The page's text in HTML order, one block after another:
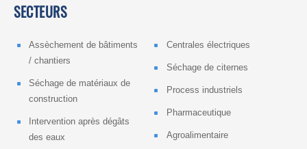
SECTEURS
Assèchement de bâtiments
/ chantiers
Séchage de matériaux de
construction
Intervention après dégâts
des eaux
Centrales électriques
Séchage de citernes
Process industriels
Pharmaceutique
Agroalimentaire